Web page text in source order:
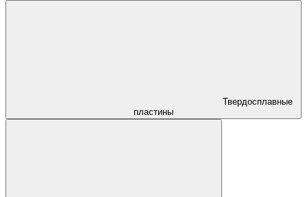
Твердосплавные
пластины